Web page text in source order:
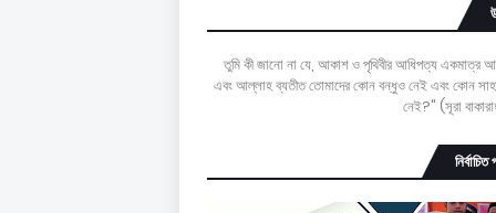
"তুমি কী জানো না যে, আকাশ ও পৃথিবীর আধিপত্য একমাত্র
এবং আল্লাহ ব্যতীত তোমাদের কোন বন্ধুও নেই এবং কোন
নেই?" (সূরা